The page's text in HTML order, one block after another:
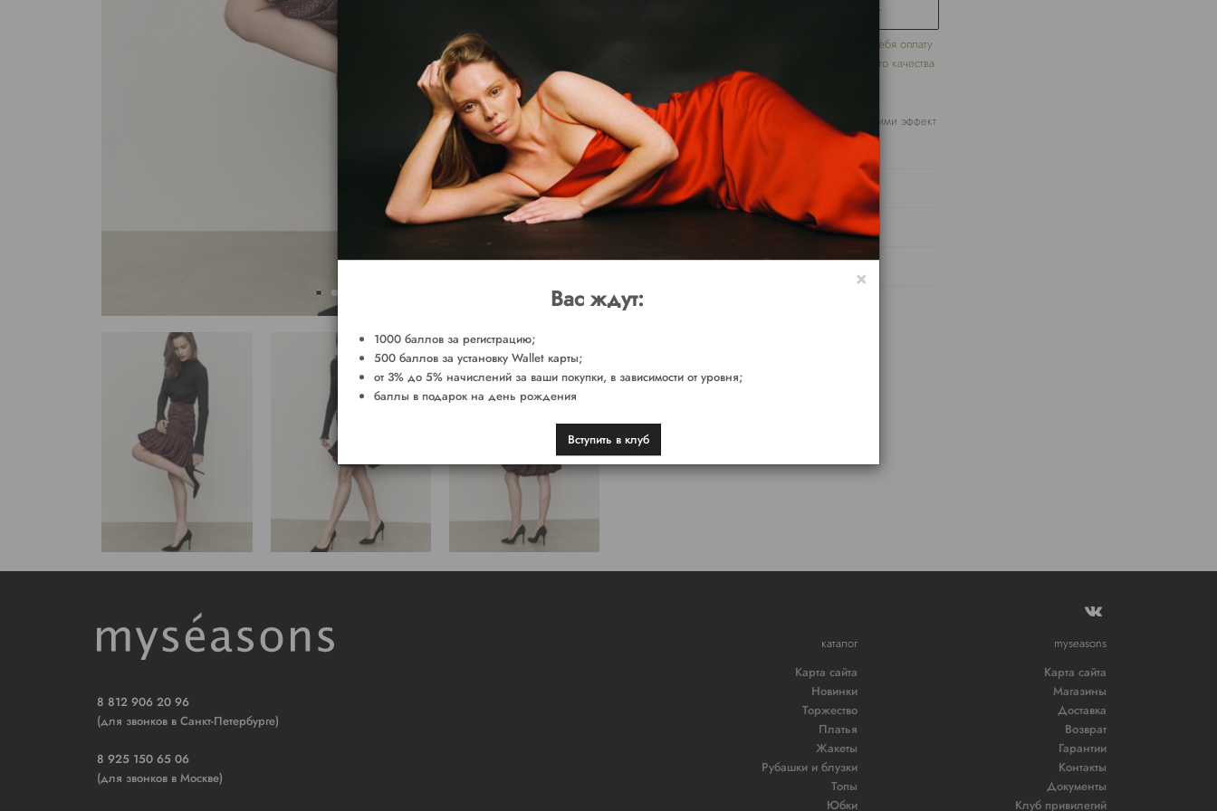
ВЫБЕРИТЕ РАЗМЕР ТОВАРА
Примите во внимание, что клиент берет на себя оплату
доставки возвращаемых товаров надлежащего качества
из категории Архив.
Юбка со сложными драпировками, создающими эффект
воздушного зефира.
ОБМЕРЫ
Сделано в России
8 812 906 20 96
(для звонков в Санкт-Петербурге)
8 925 150 65 06
(для звонков в Москве)
каталог
Карта сайта
Новинки
Торжество
Платья
Жакеты
Рубашки и блузки
Топы
Юбки
myseasons
Карта сайта
Магазины
Доставка
Возврат
Гарантии
Контакты
Документы
Клуб привилегий
×
Вас ждут:
1000 баллов за регистрацию;
500 баллов за установку Wallet карты;
от 3% до 5% начислений за ваши покупки, в зависимости от уровня;
баллы в подарок на день рождения
Вступить в клуб